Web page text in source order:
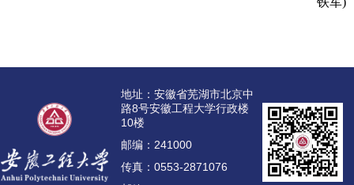
地址：安徽省芜湖市北京中
路8号安徽工程大学行政楼
10楼
邮编：241000
传真：0553-2871076